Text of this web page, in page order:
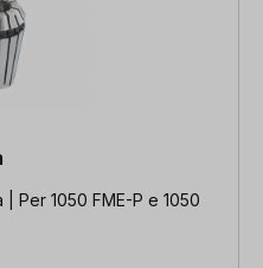
Per 1050 FME-P e 1050